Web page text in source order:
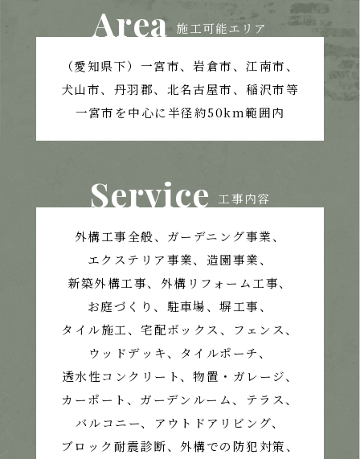
Area 施工可能エリア
（愛知県下）一宮市、岩倉市、江南市、
犬山市、丹羽郡、北名古屋市、稲沢市等
一宮市を中心に半径約50km範囲内
Service 工事内容
外構工事全般、ガーデニング事業、
エクステリア事業、造園事業、
新築外構工事、外構リフォーム工事、
お庭づくり、 駐車場、塀工事、
タイル施工、宅配ボックス、フェンス、
ウッドデッキ、タイルポーチ、
透水性コンクリート、物置・ガレージ、
カーポート、ガーデンルーム、テラス、
バルコニー、アウトドアリビング、
ブロック耐震診断、外構での防犯対策、